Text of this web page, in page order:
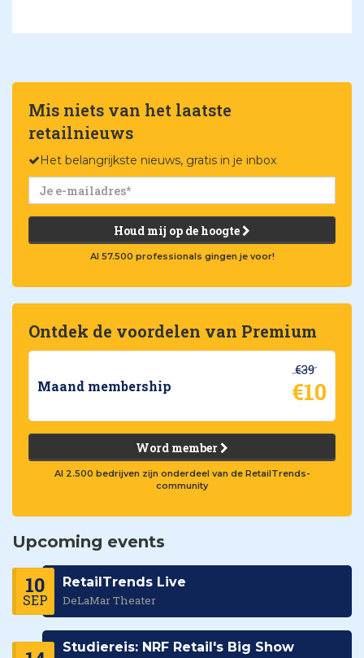
Mis niets van het laatste
retailnieuws
Het belangrijkste nieuws, gratis in je inbox
Houd mij op de hoogte
Al 57.500 professionals gingen je voor!
Ontdek de voordelen van Premium
Maand membership
€39
€10
Word member
Al 2.500 bedrijven zijn onderdeel van de RetailTrends-
community
Upcoming events
10
SEP
RetailTrends Live
DeLaMar Theater
Studiereis: NRF Retail's Big Show